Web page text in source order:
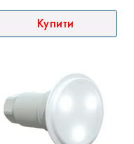
Купити